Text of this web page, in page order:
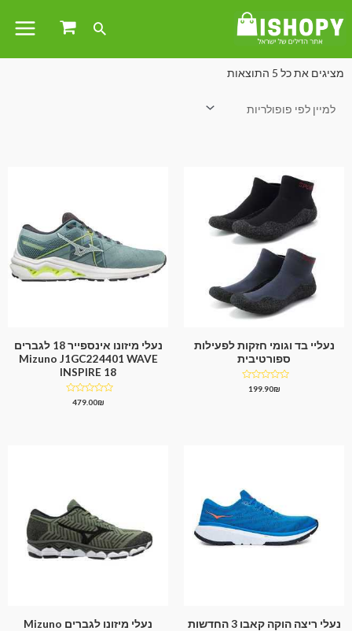
עמוד הבית /הלבשה והנעלה
מציגים את כל ⁦5⁩ התוצאות
נעליי בד וגומי חזקות לפעילות
ספורטיבית
דורג199.90₪
נעלי מיזונו אינספייר 18 לגברים
Mizuno J1GC224401 WAVE
INSPIRE 18
דורג479.00₪
נעלי ריצה הוקה קאבו 3 החדשות
נעלי מיזונו לגברים Mizuno